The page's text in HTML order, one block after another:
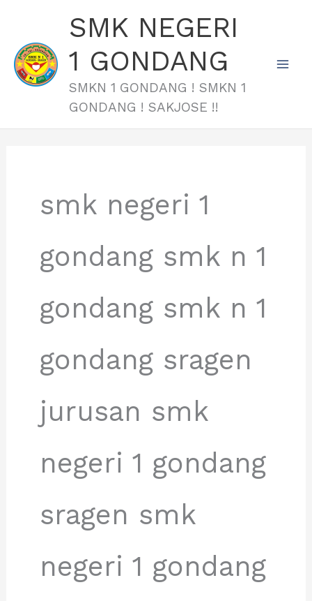
content
SMK NEGERI
1 GONDANG
SMKN 1 GONDANG ! SMKN 1
GONDANG ! SAKJOSE !!
smk negeri 1
gondang smk n 1
gondang smk n 1
gondang sragen
jurusan smk
negeri 1 gondang
sragen smk
negeri 1 gondang